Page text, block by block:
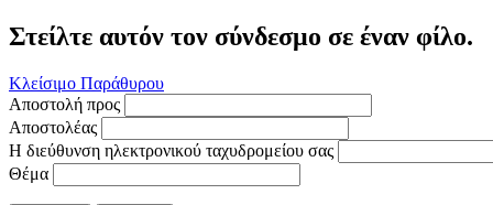
Στείλτε αυτόν τον σύνδεσμο σε έναν φίλο.
Κλείσιμο Παράθυρου
Αποστολή προς
Αποστολέας
Η διεύθυνση ηλεκτρονικού ταχυδρομείου σας
Θέμα